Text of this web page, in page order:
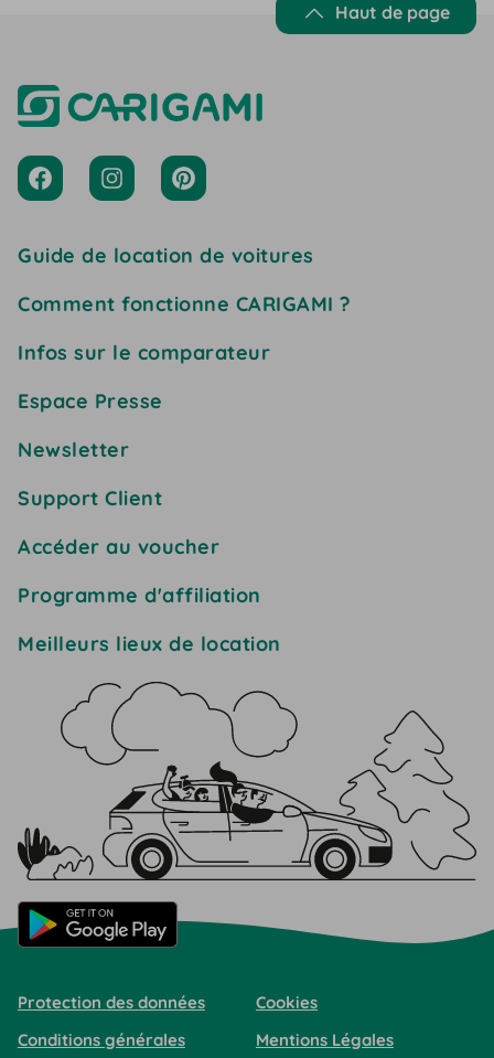
Haut de page
Guide de location de voitures
Comment fonctionne CARIGAMI ?
Infos sur le comparateur
Espace Presse
Newsletter
Support Client
Accéder au voucher
Programme d'affiliation
Meilleurs lieux de location
Protection des données
Cookies
Conditions générales
Mentions Légales